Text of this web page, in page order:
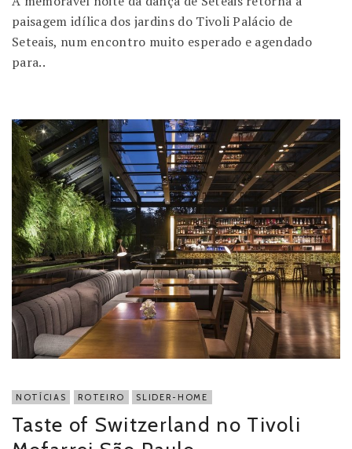
paisagem idílica dos jardins do Tivoli Palácio de
Seteais, num encontro muito esperado e agendado
para..
NOTÍCIAS ROTEIRO SLIDER-HOME
Taste of Switzerland no Tivoli